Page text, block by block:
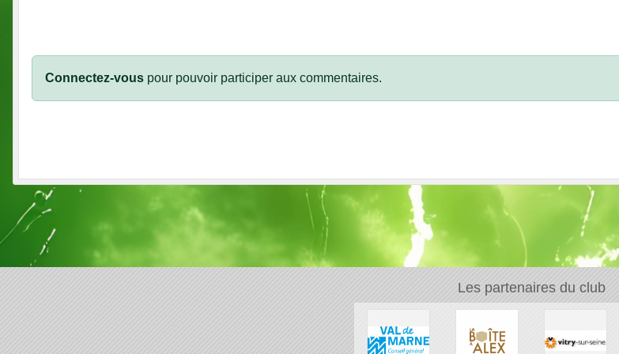
Connectez-vous pour pouvoir participer aux commentaires.
Les partenaires du club